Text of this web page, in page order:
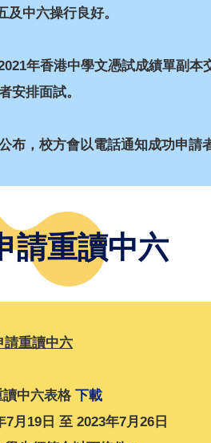
中六操行良好。
年香港中學文憑試成績單副
安排面試。
布，校方會以電話通知成功申請
請重讀中六
請重讀中六
讀中六表格 下載
月19日 至 2023年7月26日